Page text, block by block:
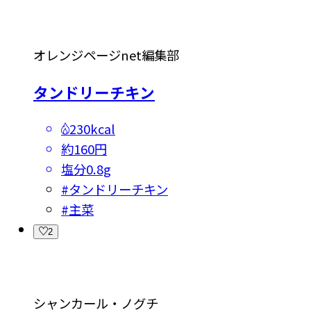
オレンジページnet編集部
タンドリーチキン
230kcal
約160円
塩分0.8g
#タンドリーチキン
#主菜
2
シャンカール・ノグチ